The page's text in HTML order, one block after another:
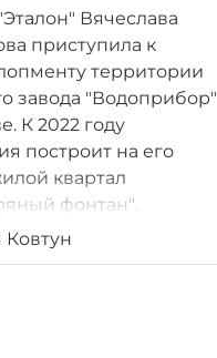
Вячеслава
приступила к
территории
завода "Водоприбор"
К 2022 году
построит на его
квартал
фонтан".
в проект составят
Ковтун